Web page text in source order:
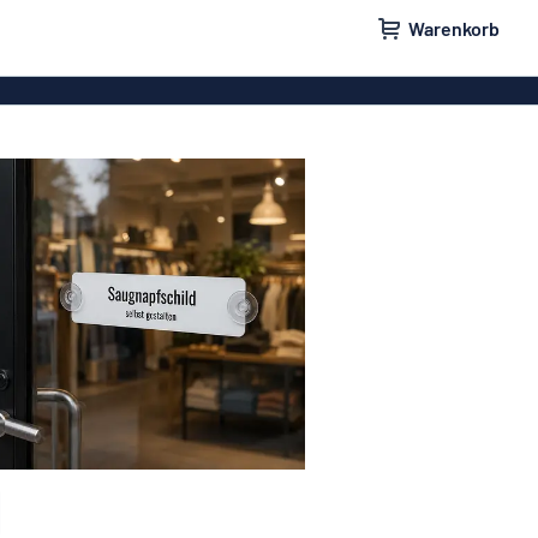
Warenkorb
Türschilder
Aufkleber
Briefkastenschilder